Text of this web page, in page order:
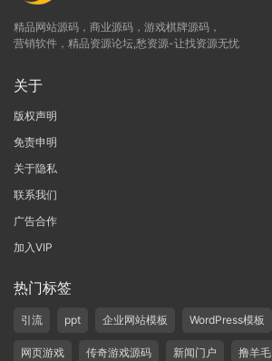
精品网站源码，商业源码，游戏棋牌源码，
营销软件，精品资源论坛,愁资源-让找资源无忧
关于
版权声明
免责申明
关于隐私
联系我们
广告合作
加入VIP
热门标签
引流 ppt 企业网站模板 WordPress模板
网页游戏 传奇游戏源码 新闻门户 撸羊毛